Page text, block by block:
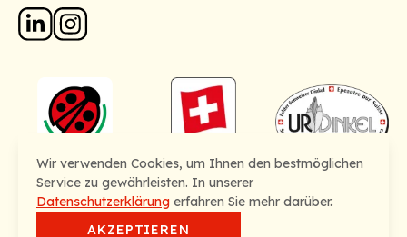
Wir verwenden Cookies, um Ihnen den bestmöglichen
Service zu gewährleisten. In unserer
Datenschutzerklärung erfahren Sie mehr darüber.
AKZEPTIEREN